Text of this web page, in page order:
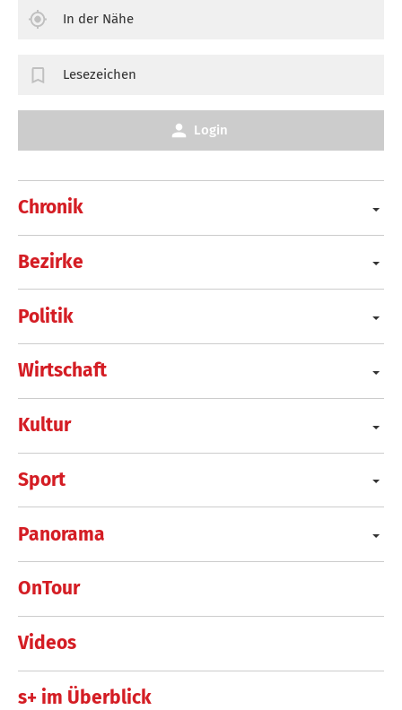
Chronik
Bezirke
Politik
Wirtschaft
Kultur
Sport
Panorama
OnTour
Videos
s+ im Überblick
In der Nähe
Lesezeichen
Login